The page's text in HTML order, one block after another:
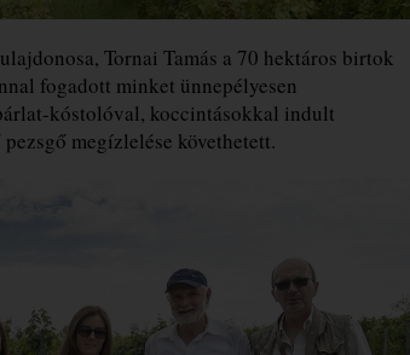
Tornai Tamás a 70 hektáros birtok
fogadott minket ünnepélyesen
kóstolóval, koccintásokkal indult
megízlelése követhetett.